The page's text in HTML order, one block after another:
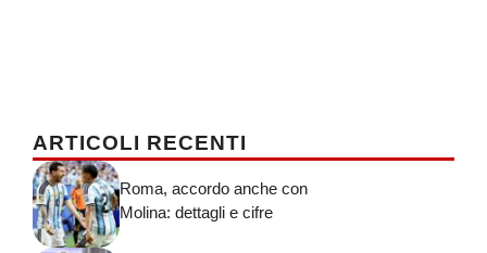
ARTICOLI RECENTI
Roma, accordo anche con
Molina: dettagli e cifre